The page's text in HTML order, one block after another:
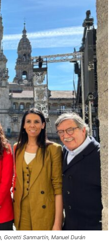
Goretti Sanmartín, Manuel Durán